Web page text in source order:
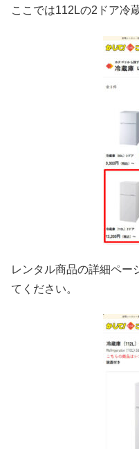
ここでは112Lの2ドア冷
レンタル商品の詳細ペー
てください。